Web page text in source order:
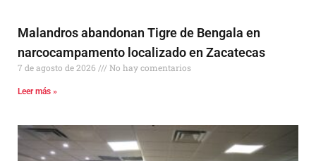
Malandros abandonan Tigre de Bengala en
narcocampamento localizado en Zacatecas
7 de agosto de 2026 No hay comentarios
Leer más »